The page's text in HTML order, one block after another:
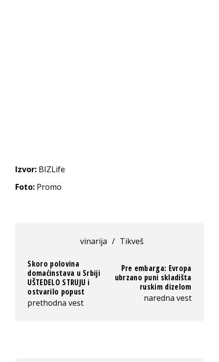
Izvor: BIZLife
Foto: Promo
vinarija / Tikveš
Skoro polovina
domaćinstava u Srbiji
UŠTEDELO STRUJU i
ostvarilo popust
prethodna vest
Pre embarga: Evropa
ubrzano puni skladišta
ruskim dizelom
naredna vest